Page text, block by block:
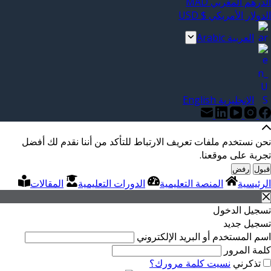
الدولار الأمريكي $ USD
العربية Arabic
الإنجليزية English
نحن نستخدم ملفات تعريف الارتباط للتأكد من أننا نقدم لك أفضل
تجربة على موقعنا.
قبول رفض
الرئيسية المنصة التعليمية الدورات التعليمية
المقالات
تسجيل الدخول
تسجيل جديد
اسم المستخدم أو البريد الإلكتروني
كلمة المرور
تذكرني نسيت كلمة مرورك؟